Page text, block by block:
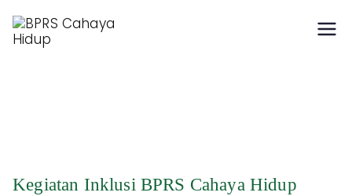
Kegiatan Inklusi BPRS Cahaya Hidup